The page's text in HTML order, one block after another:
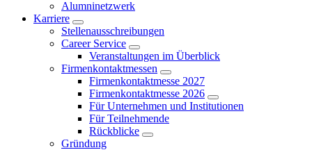
Alumninetzwerk
Karriere
Stellenausschreibungen
Career Service
Veranstaltungen im Überblick
Firmenkontaktmessen
Firmenkontaktmesse 2027
Firmenkontaktmesse 2026
Für Unternehmen und Institutionen
Für Teilnehmende
Rückblicke
Gründung